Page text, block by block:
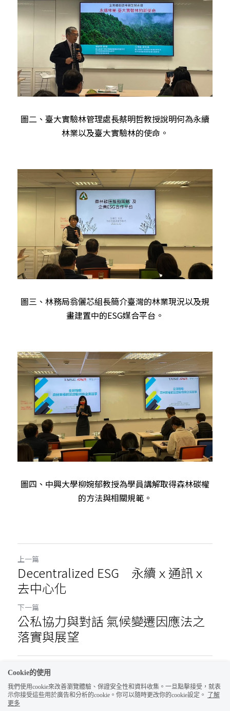
圖二、臺大實驗林管理處長蔡明哲教授說明何為永續
林業以及臺大實驗林的使命。
圖三、林務局翁儷芯組長簡介臺灣的林業現況以及規
畫建置中的ESG媒合平台。
圖四、中興大學柳婉郁教授為學員講解取得森林碳權
的方法與相關規範。
上一篇
Decentralized ESG 永續ｘ通訊ｘ
去中心化
下一篇
公私協力與對話 氣候變遷因應法之
落實與展望
返回網站
Cookie的使用
我們使用cookie來改善瀏覽體驗、保證安全性和資料收集。一旦點擊接受，就表
示你接受這些用於廣告和分析的cookie。你可以隨時更改你的cookie設定。
了解
更多